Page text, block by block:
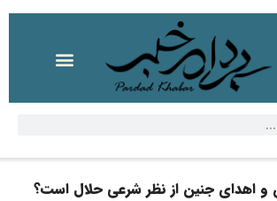
و اهدای جنین از نظر شرعی حلال است؟